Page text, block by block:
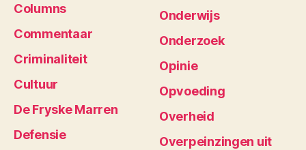
Columns
Commentaar
Criminaliteit
Cultuur
De Fryske Marren
Defensie
Onderwijs
Onderzoek
Opinie
Opvoeding
Overheid
Overpeinzingen uit